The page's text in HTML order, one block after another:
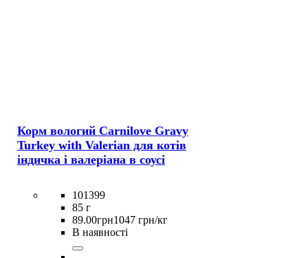
Корм вологий Carnilove Gravy
Turkey with Valerian для котів
індичка і валеріана в соусі
101399
85 г
89.00грн1047 грн/кг
В наявності